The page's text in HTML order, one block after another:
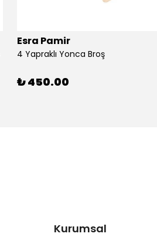
Esra Pamir
4 Yapraklı Yonca Broş
₺ 450.00
Kurumsal